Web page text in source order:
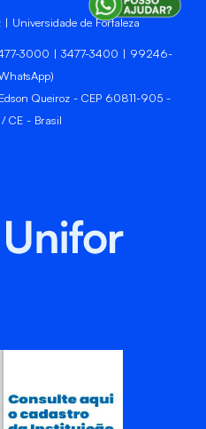
| Universidade de Fortaleza
3000 | 3477-3400 | 99246-
Queiroz - CEP 60811-905 -
CE - Brasil